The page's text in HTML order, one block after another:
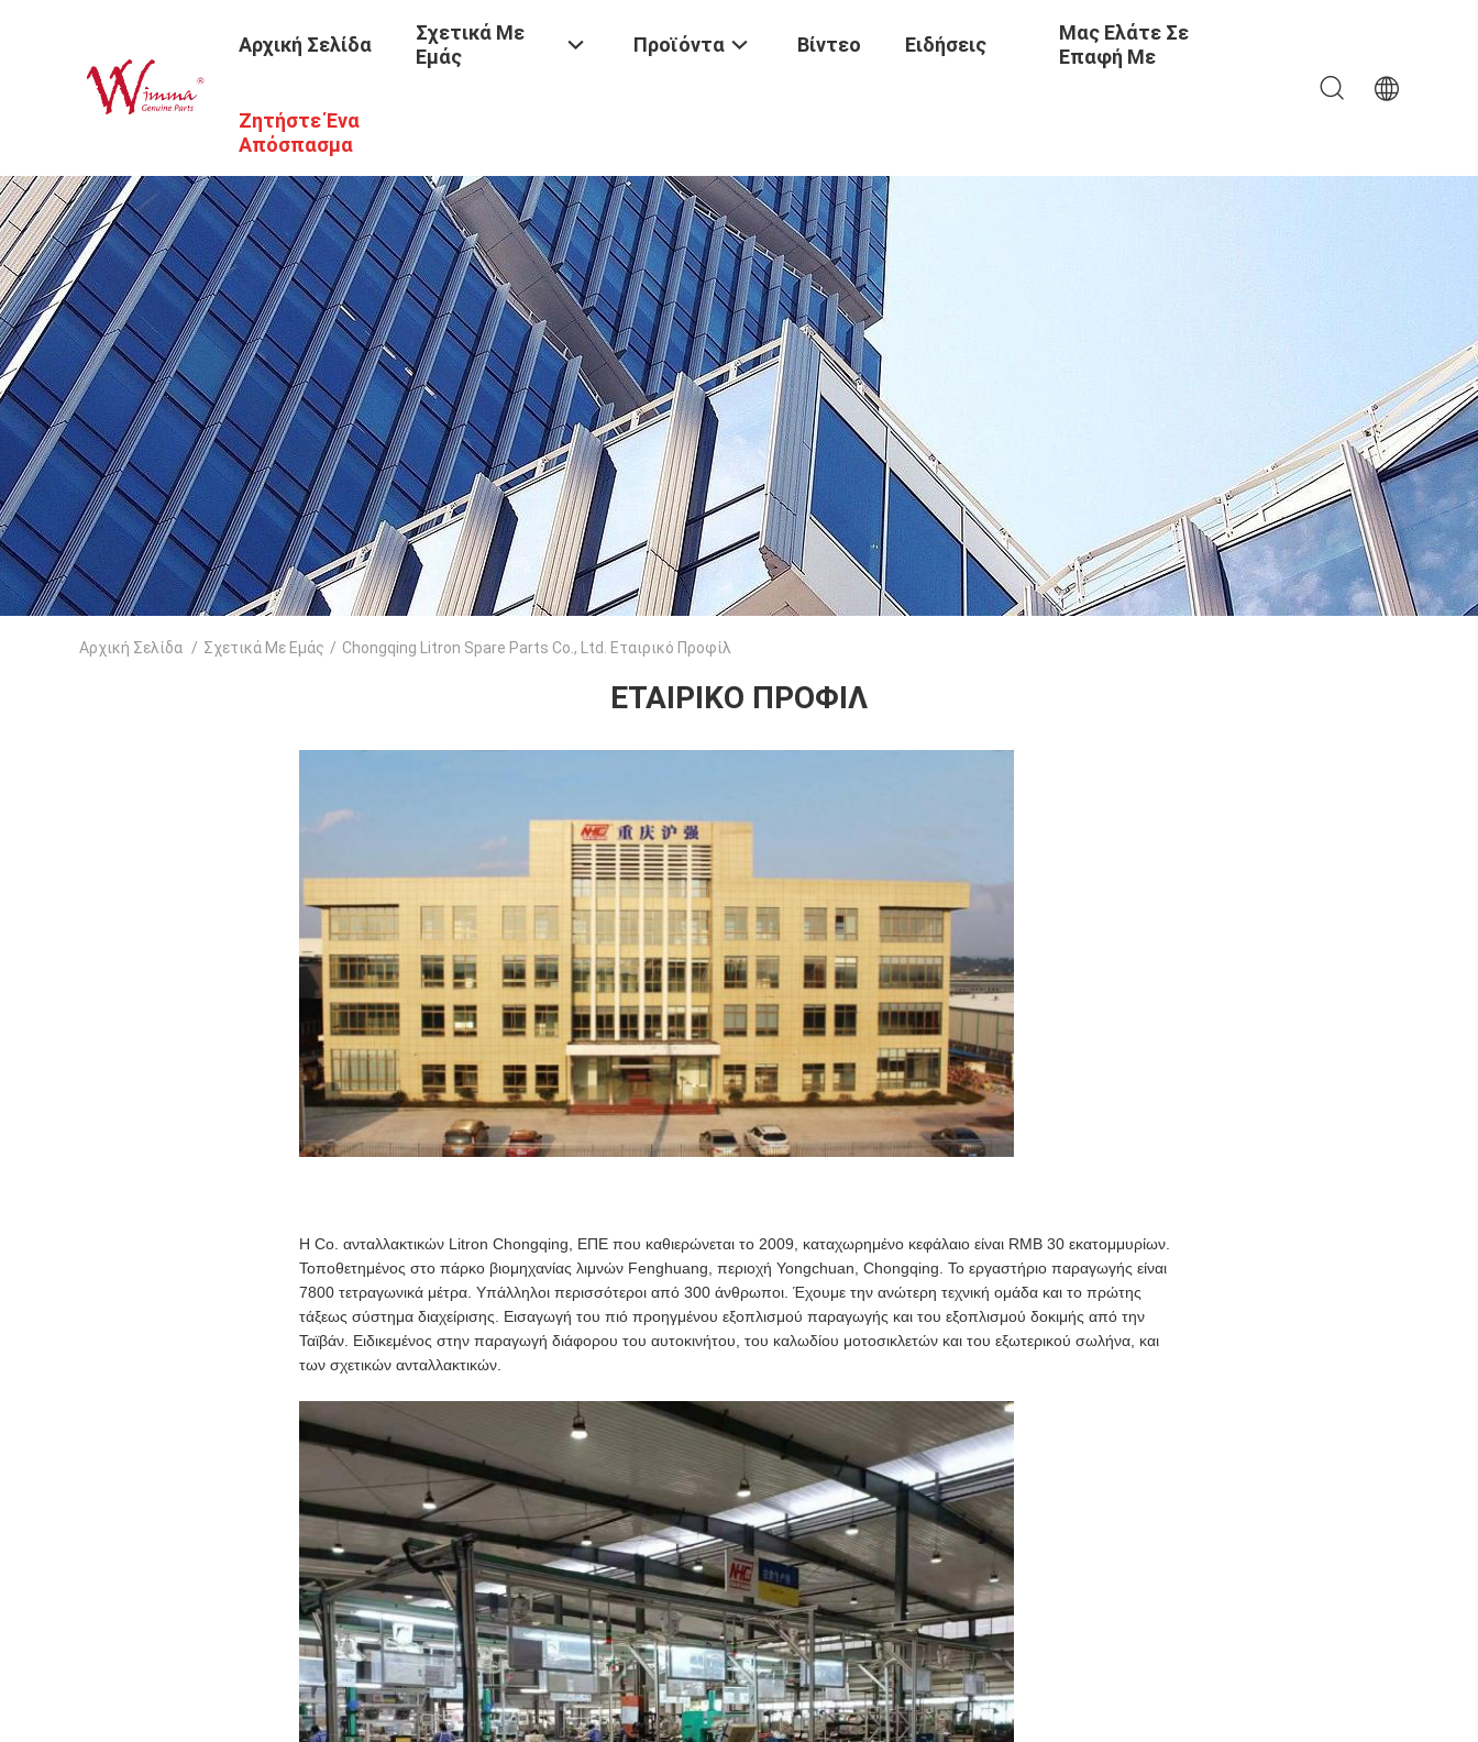
Αρχική Σελίδα
Σχετικά Με
Εμάς
Προϊόντα Βίντεο Ειδήσεις
Μας Ελάτε Σε
Επαφή Με
Ζητήστε Ένα
Απόσπασμα
Αρχική Σελίδα / Σχετικά Με Εμάς / Chongqing Litron Spare Parts Co., Ltd. Εταιρικό Προφίλ
ΕΤΑΙΡΙΚΌ ΠΡΟΦΊΛ
Η Co. ανταλλακτικών Litron Chongqing, ΕΠΕ που καθιερώνεται το 2009, καταχωρημένο κεφάλαιο είναι RMB 30 εκατομμυρίων.
Τοποθετημένος στο πάρκο βιομηχανίας λιμνών Fenghuang, περιοχή Yongchuan, Chongqing. Το εργαστήριο παραγωγής είναι
7800 τετραγωνικά μέτρα. Υπάλληλοι περισσότεροι από 300 άνθρωποι. Έχουμε την ανώτερη τεχνική ομάδα και το πρώτης
τάξεως σύστημα διαχείρισης. Εισαγωγή του πιό προηγμένου εξοπλισμού παραγωγής και του εξοπλισμού δοκιμής από την
Ταϊβάν. Ειδικεμένος στην παραγωγή διάφορου του αυτοκινήτου, του καλωδίου μοτοσικλετών και του εξωτερικού σωλήνα, και
των σχετικών ανταλλακτικών.